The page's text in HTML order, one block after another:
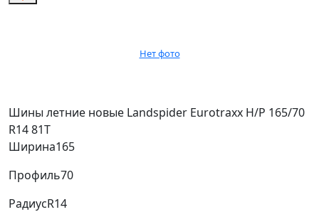
Нет фото
Шины летние новые Landspider Eurotraxx H/P 165/70
R14 81T
Ширина165
Профиль70
РадиусR14